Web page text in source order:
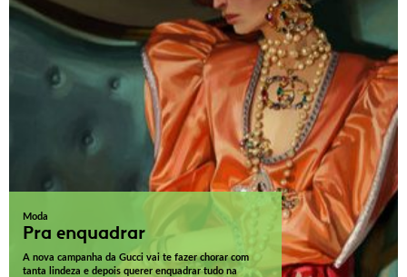
Moda
Pra enquadrar
A nova campanha da Gucci vai te fazer chorar com
tanta lindeza e depois querer enquadrar tudo na